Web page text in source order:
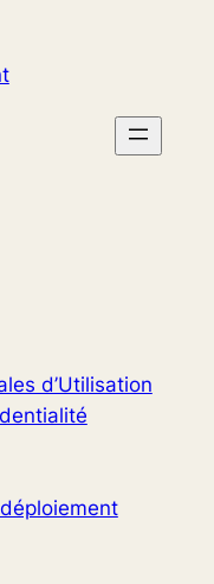
d’Utilisation